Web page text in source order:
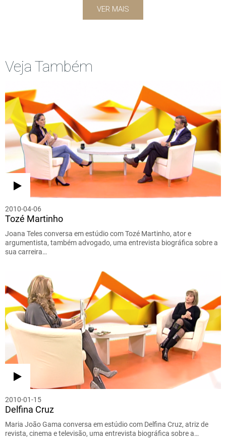
VER MAIS
Veja Também
2010-04-06
Tozé Martinho
Joana Teles conversa em estúdio com Tozé Martinho, ator e
argumentista, também advogado, uma entrevista biográfica sobre a
sua carreira…
2010-01-15
Delfina Cruz
Maria João Gama conversa em estúdio com Delfina Cruz, atriz de
revista, cinema e televisão, uma entrevista biográfica sobre a…